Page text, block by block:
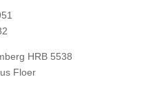
HRB 5538
Floer